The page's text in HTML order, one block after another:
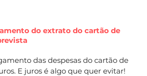
do extrato do cartão de
das despesas do cartão de
E juros é algo que quer evitar!